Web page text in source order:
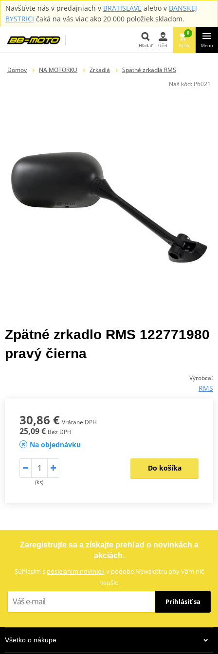
Navštívte nás v predajniach v BRATISLAVE alebo v BANSKEJ
BYSTRICI čaká na vás viac ako 20 000 položiek skladom.
Hľadať Účet
0
Košík Menu
Domov NA MOTORKU Zrkadlá
Spätné zrkadlá RMS
Náš kód: P6021
Zpätné zrkadlo RMS 122771980
pravý čierna
Výrobca:
RMS
30,86 € Vrátane DPH
25,09 € Bez DPH
Na objednávku
(ks)
Do košíka
Zaregistrujte sa a získajte prehľad o novinkách a
akciách.
Súhlasím s posielaním noviniekv podobe Newslettru aby Vám nič
neušlo
Prihlásiť sa
Všetko o nákupe